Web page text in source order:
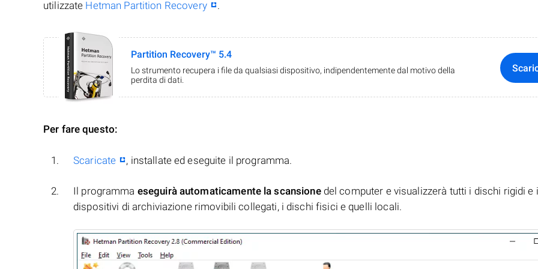
utilizzate Hetman Partition Recovery .
Partition Recovery™ 5.4
Lo strumento recupera i file da qualsiasi dispositivo, indipendentemente dal motivo della
perdita di dati.
Per fare questo:
Scaricate , installate ed eseguite il programma.
Il programma eseguirà automaticamente la scansionedel computer e visualizzerà tutti i dischi rigidi e i
dispositivi di archiviazione rimovibili collegati, i dischi fisici e quelli locali.